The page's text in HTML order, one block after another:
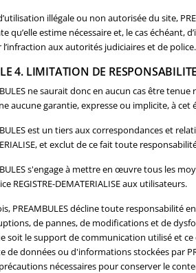
illégale ou non autorisée du site,
qu’elle estime nécessaire et, le cas
l’infraction aux autorités judiciaires et de police.
4. LIMITATION DE RESPONSABILITE
ne saurait donc en aucun cas être
aucune garantie, expresse ou implicite, à cet
est un tiers aux correspondances et
et exclut de ce fait toute
s'engage à mettre en œuvre tous les
REGISTRE-DEMATERIALISE aux utilisateurs.
PREAMBULES décline toute responsabilité
de pannes, de modifications et de
soit le support de communication utilisé et
de données ou d'informations stockées par
nécessaires pour conserver le